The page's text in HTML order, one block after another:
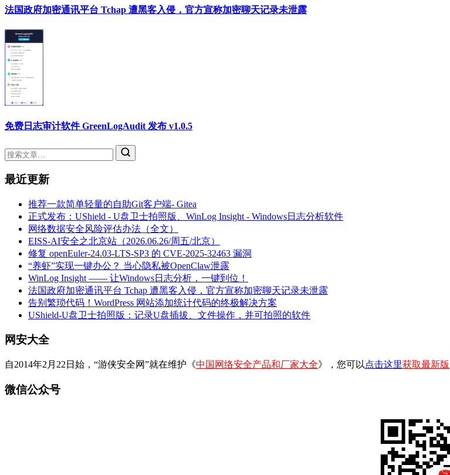
法国政府加密通讯平台 Tchap 遭黑客入侵，官方宣称加密聊天记录未泄露
免费日志审计软件 GreenLogAudit 发布 v1.0.5
最近更新
推荐一款简单轻量的自助Git客户端- Gitea
正式发布：UShield - U盘卫士拍照版、WinLog Insight - Windows日志分析软件
网络数据安全风险评估办法（全文）
EISS-AI安全之北京站（2026.06.26/周五/北京）
修复 openEuler-24.03-LTS-SP3 的 CVE-2025-32463 漏洞
“养虾”实现一键办公？ 当心隐私被OpenClaw泄露
WinLog Insight —— 让Windows日志分析，一键到位！
法国政府加密通讯平台 Tchap 遭黑客入侵，官方宣称加密聊天记录未泄露
告别繁琐代码！WordPress 网站添加统计代码的终极解决方案
UShield-U盘卫士拍照版：记录U盘插拔、文件操作，并可拍照的软件
网安大全
自2014年2月22日始，“游侠安全网”就在维护《中国网络安全产品和厂家大全》，您可以 点击这里获取最新版
微信公众号